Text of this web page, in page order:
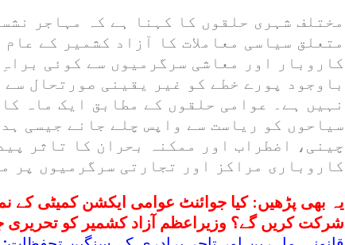
مختلف شہری حلقوں کا کہنا ہے کہ مہاجر
متعلق سیاسی معاملات کا آزاد کشمیر کے
کاروبار اور معاشی سرگرمیوں سے کوئی
باوجود پورے خطے کو غیر یقینی صورتحال
نہیں ہے۔ عوامی حلقوں کے مطابق ایک ماہ
سیاحوں کو ریاست سے واپس چلے جانے جیسی
چینی، اضطراب اور ممکنہ بحران کا تاثر
کاروباری مراکز اور تجارتی سرگرمیوں پر
یہ بھی پڑھیں:کیا جوائنٹ عوامی ایکشن کمیٹی کے
شرکت کریں گے؟ وزیراعظم آزاد کشمیر کو تحریری